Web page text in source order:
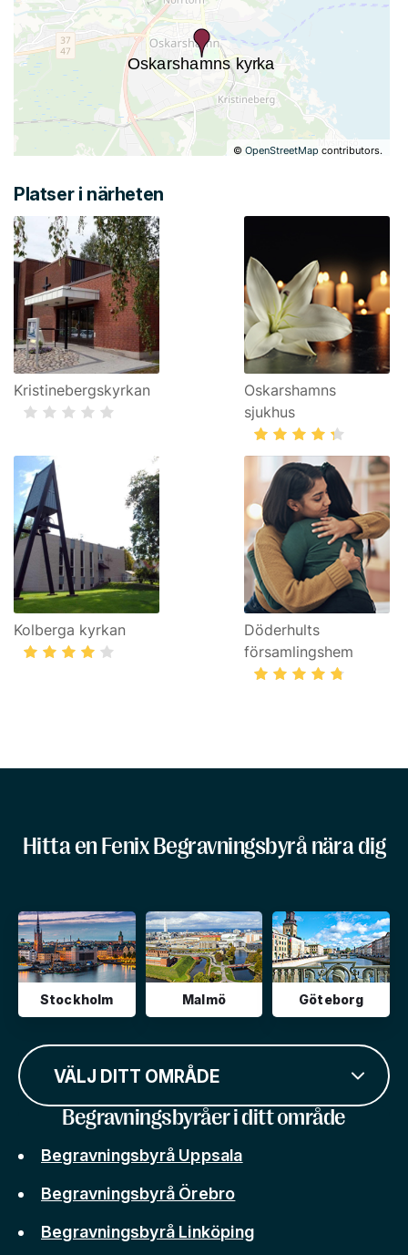
©OpenStreetMap contributors.
Platser i närheten
Kristinebergskyrkan
Oskarshamns
sjukhus
Kolberga kyrkan
Döderhults
församlingshem
Hitta en Fenix Begravningsbyrå nära dig
Stockholm Malmö Göteborg
VÄLJ DITT OMRÅDE
Begravningsbyråer i ditt område
Begravningsbyrå Uppsala
Begravningsbyrå Örebro
Begravningsbyrå Linköping